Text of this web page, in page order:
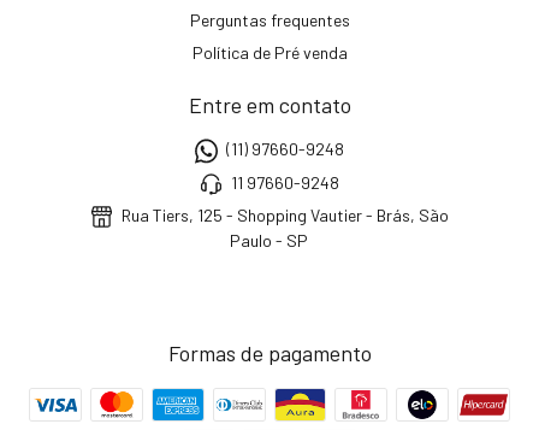
Perguntas frequentes
Política de Pré venda
Entre em contato
(11) 97660-9248
11 97660-9248
Rua Tiers, 125 - Shopping Vautier - Brás, São
Paulo - SP
Formas de pagamento